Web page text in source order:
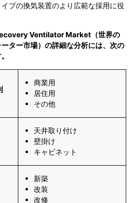
プの換気装置のより広範な採用に役
Ventilator Market（世界の
ター市場）の詳細な分析には、次の
商業用
居住用
その他
天井取り付け
壁掛け
キャビネット
新築
改装
改修